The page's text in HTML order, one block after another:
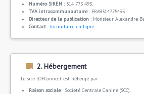
Numéro SIREN : 314 775 495.
TVA intracommunautaire: FR69314775495.
Directeur de la publication : Monsieur Alexandre
Contact : formulaire en ligne.
2. Hébergement
Le site LOFConnect est hébergé par :
Raison sociale: Société Centrale Canine (SCC).